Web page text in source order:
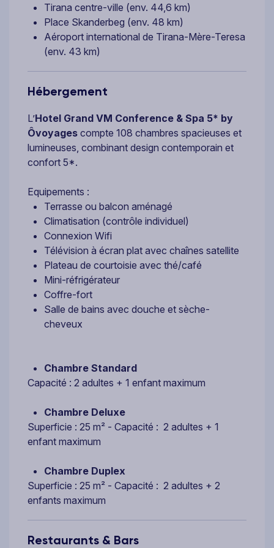
Tirana centre-ville (env. 44,6 km)
Place Skanderbeg (env. 48 km)
Aéroport international de Tirana-Mère-Teresa
(env. 43 km)
Hébergement
L’Hotel Grand VM Conference & Spa 5* by
Ôvoyages compte 108 chambres spacieuses et
lumineuses, combinant design contemporain et
confort 5*.
Equipements :
Terrasse ou balcon aménagé
Climatisation (contrôle individuel)
Connexion Wifi
Télévision à écran plat avec chaînes satellite
Plateau de courtoisie avec thé/café
Mini-réfrigérateur
Coffre-fort
Salle de bains avec douche et sèche-
cheveux
Chambre Standard
Capacité : 2 adultes + 1 enfant maximum
Chambre Deluxe
Superficie : 25 m² - Capacité : 2 adultes + 1
enfant maximum
Chambre Duplex
​Superficie : 25 m² - Capacité : 2 adultes + 2
enfants maximum
Restaurants & Bars